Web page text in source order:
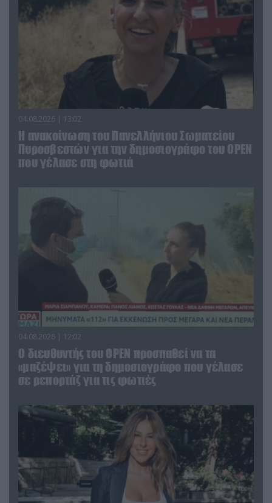
04.08.2026 | 13:02
Η ανακοίνωση του Πανελλήνιου Σωματείου
Πυροσβεστών για την δημοσιογράφο του OPEN
που γέλασε στη φωτιά
04.08.2026 | 12:02
O διευθυντής του OPEN προσπαθεί να τα
«μαζέψει» για τη δημοσιογράφο που γέλασε
σε ρεπορτάζ για τις φωτιές